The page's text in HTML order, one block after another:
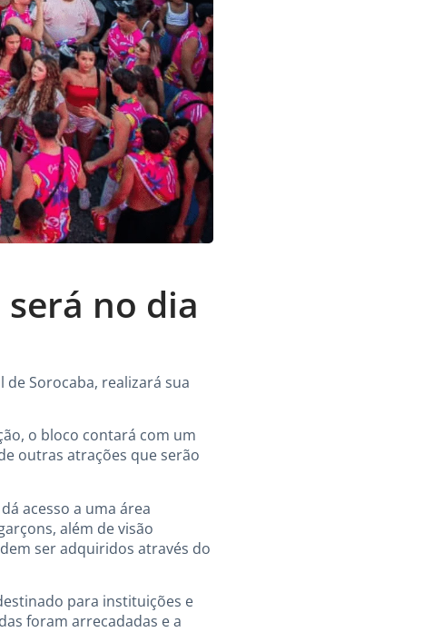
no dia
Sorocaba, realizará sua
o bloco contará com um
outras atrações que serão
acesso a uma área
além de visão
ser adquiridos através do
para instituições e
foram arrecadadas e a